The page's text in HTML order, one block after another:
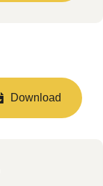
Download